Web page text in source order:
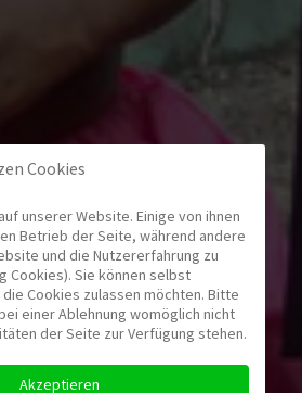
Cookies
unserer Website. Einige von ihnen
Betrieb der Seite, während andere
und die Nutzererfahrung zu
Cookies). Sie können selbst
Cookies zulassen möchten. Bitte
einer Ablehnung womöglich nicht
der Seite zur Verfügung stehen.
Akzeptieren